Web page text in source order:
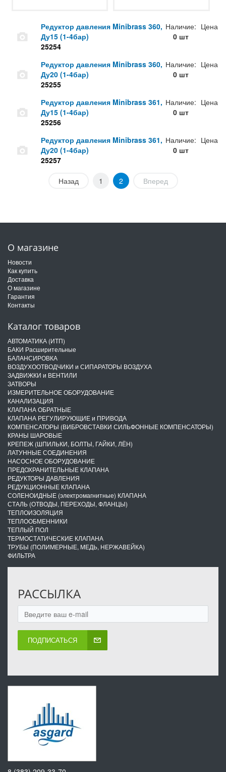
Редуктор давления Minibrass 360,
Ду15 (1-4бар)
25254
Наличие:
0 шт
Цена
Редуктор давления Minibrass 360,
Ду20 (1-4бар)
25255
Наличие:
0 шт
Цена
Редуктор давления Minibrass 361,
Ду15 (1-4бар)
25256
Наличие:
0 шт
Цена
Редуктор давления Minibrass 361,
Ду20 (1-4бар)
25257
Наличие:
0 шт
Цена
Назад 1 2 Вперед
О магазине
Новости
Как купить
Доставка
О магазине
Гарантия
Контакты
Каталог товаров
АВТОМАТИКА (ИТП)
БАКИ Расширительные
БАЛАНСИРОВКА
ВОЗДУХООТВОДЧИКИ и СИПАРАТОРЫ ВОЗДУХА
ЗАДВИЖКИ и ВЕНТИЛИ
ЗАТВОРЫ
ИЗМЕРИТЕЛЬНОЕ ОБОРУДОВАНИЕ
КАНАЛИЗАЦИЯ
КЛАПАНА ОБРАТНЫЕ
КЛАПАНА РЕГУЛИРУЮЩИЕ и ПРИВОДА
КОМПЕНСАТОРЫ (ВИБРОВСТАВКИ СИЛЬФОННЫЕ КОМПЕНСАТОРЫ)
КРАНЫ ШАРОВЫЕ
КРЕПЕЖ (ШПИЛЬКИ, БОЛТЫ, ГАЙКИ, ЛЁН)
ЛАТУННЫЕ СОЕДИНЕНИЯ
НАСОСНОЕ ОБОРУДОВАНИЕ
ПРЕДОХРАНИТЕЛЬНЫЕ КЛАПАНА
РЕДУКТОРЫ ДАВЛЕНИЯ
РЕДУКЦИОННЫЕ КЛАПАНА
СОЛЕНОИДНЫЕ (электромагнитные) КЛАПАНА
СТАЛЬ (ОТВОДЫ, ПЕРЕХОДЫ, ФЛАНЦЫ)
ТЕПЛОИЗОЛЯЦИЯ
ТЕПЛООБМЕННИКИ
ТЕПЛЫЙ ПОЛ
ТЕРМОСТАТИЧЕСКИЕ КЛАПАНА
ТРУБЫ (ПОЛИМЕРНЫЕ, МЕДЬ, НЕРЖАВЕЙКА)
ФИЛЬТРА
РАССЫЛКА
ПОДПИСАТЬСЯ